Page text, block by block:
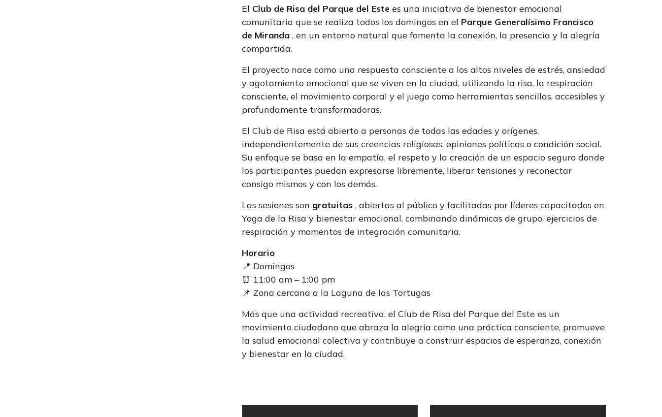
El Club de Risa del Parque del Este es una iniciativa de bienestar emocional
comunitaria que se realiza todos los domingos en el Parque Generalísimo Francisco
de Miranda , en un entorno natural que fomenta la conexión, la presencia y la alegría
compartida.
El proyecto nace como una respuesta consciente a los altos niveles de estrés, ansiedad
y agotamiento emocional que se viven en la ciudad, utilizando la risa, la respiración
consciente, el movimiento corporal y el juego como herramientas sencillas, accesibles y
profundamente transformadoras.
El Club de Risa está abierto a personas de todas las edades y orígenes,
independientemente de sus creencias religiosas, opiniones políticas o condición social.
Su enfoque se basa en la empatía, el respeto y la creación de un espacio seguro donde
los participantes puedan expresarse libremente, liberar tensiones y reconectar
consigo mismos y con los demás.
Las sesiones son gratuitas , abiertas al público y facilitadas por líderes capacitados en
Yoga de la Risa y bienestar emocional, combinando dinámicas de grupo, ejercicios de
respiración y momentos de integración comunitaria.
Horario
📍 Domingos
⏰ 11:00 am – 1:00 pm
📌 Zona cercana a la Laguna de las Tortugas
Más que una actividad recreativa, el Club de Risa del Parque del Este es un
movimiento ciudadano que abraza la alegría como una práctica consciente, promueve
la salud emocional colectiva y contribuye a construir espacios de esperanza, conexión
y bienestar en la ciudad.